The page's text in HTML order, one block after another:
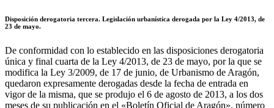
Disposición derogatoria tercera. Legislación urbanística derogada por la Ley 4/2013, de
23 de mayo.
De conformidad con lo establecido en las disposiciones derogatoria
única y final cuarta de la Ley 4/2013, de 23 de mayo, por la que se
modifica la Ley 3/2009, de 17 de junio, de Urbanismo de Aragón,
quedaron expresamente derogadas desde la fecha de entrada en
vigor de la misma, que se produjo el 6 de agosto de 2013, a los dos
meses de su publicación en el «Boletín Oficial de Aragón», número